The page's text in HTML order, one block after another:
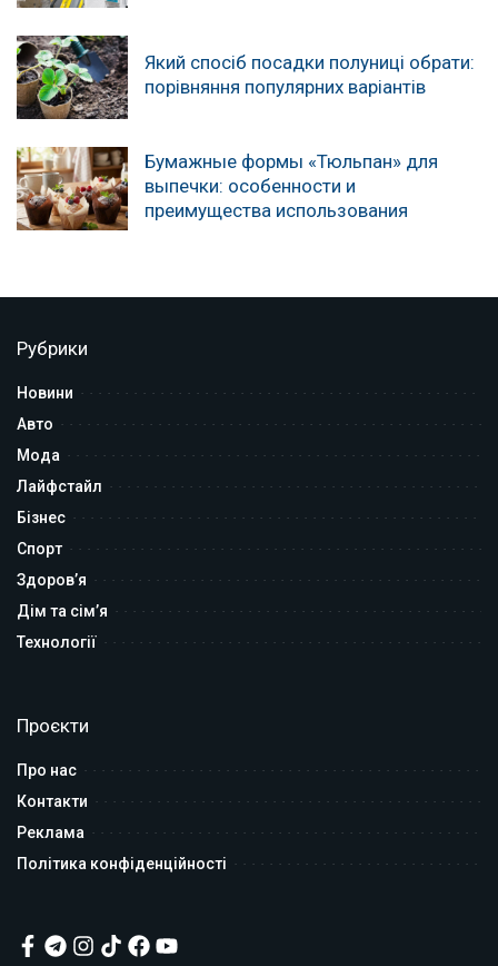
Який спосіб посадки полуниці обрати:
порівняння популярних варіантів
Бумажные формы «Тюльпан» для
выпечки: особенности и
преимущества использования
Рубрики
Новини
Авто
Мода
Лайфстайл
Бізнес
Спорт
Здоров’я
Дім та сім’я
Технології
Проєкти
Про нас
Контакти
Реклама
Політика конфіденційності